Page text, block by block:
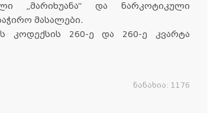
„მარიხუანა“ და ნარკოტიკული
მასალები.
კოდექსის 260-ე და 260-ე კვარტა
ნანახია: 1176